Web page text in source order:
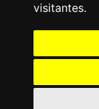
visitantes.